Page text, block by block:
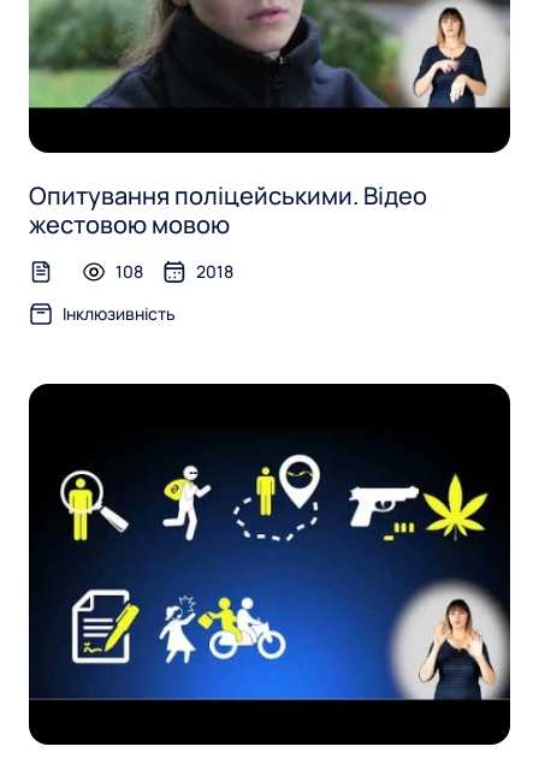
Опитування поліцейськими. Відео
жестовою мовою
text-file108
2018
Інклюзивність